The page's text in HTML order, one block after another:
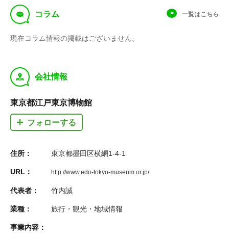
f コラム 一覧はこちら
現在コラム情報の掲載はございません。
y 会社情報
東京都江戸東京博物館
フォローする
住所： 東京都墨田区横網1-4-1
URL： http://www.edo-tokyo-museum.or.jp/
代表者： 竹内誠
業種： 旅行・観光・地域情報
事業内容：